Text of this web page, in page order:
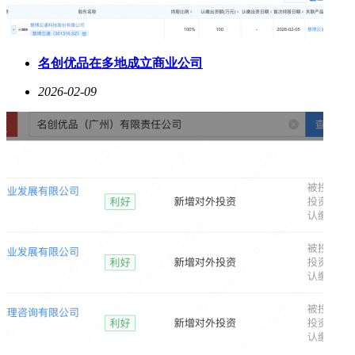
名创优品在多地成立商业公司
2026-02-09